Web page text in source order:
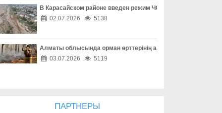
07.08 Счастливое детство начинается дома
07.08 Помочь вовремя
07.08 Предупредить легче, чем вернуть
В Карасайском районе введен режим ЧС местного масштаба
02.07.2026
5138
Алматы облысында орман өрттерінің алдын алу жұмыстары
03.07.2026
5119
ПАРТНЕРЫ